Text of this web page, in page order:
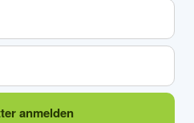
anmelden